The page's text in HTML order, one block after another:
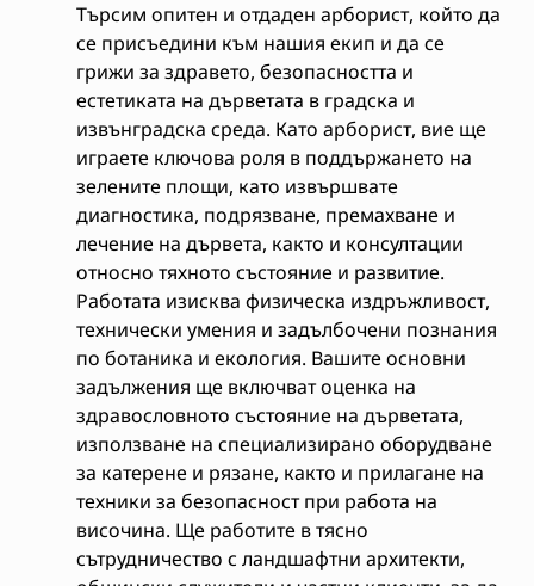
Търсим опитен и отдаден арборист, който да
се присъедини към нашия екип и да се
грижи за здравето, безопасността и
естетиката на дърветата в градска и
извънградска среда. Като арборист, вие ще
играете ключова роля в поддържането на
зелените площи, като извършвате
диагностика, подрязване, премахване и
лечение на дървета, както и консултации
относно тяхното състояние и развитие.
Работата изисква физическа издръжливост,
технически умения и задълбочени познания
по ботаника и екология. Вашите основни
задължения ще включват оценка на
здравословното състояние на дърветата,
използване на специализирано оборудване
за катерене и рязане, както и прилагане на
техники за безопасност при работа на
височина. Ще работите в тясно
сътрудничество с ландшафтни архитекти,